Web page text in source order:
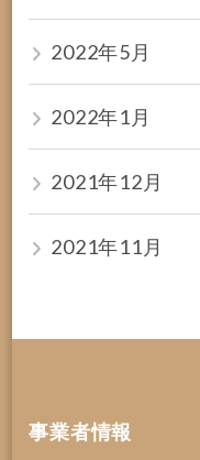
2022年5月
2022年1月
2021年12月
2021年11月
事業者情報